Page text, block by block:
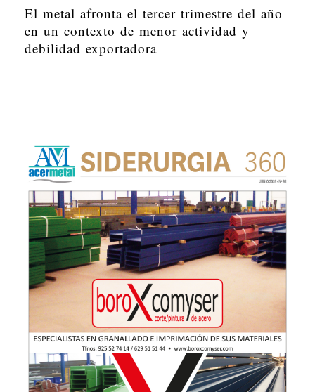
El metal afronta el tercer trimestre del año
en un contexto de menor actividad y
debilidad exportadora